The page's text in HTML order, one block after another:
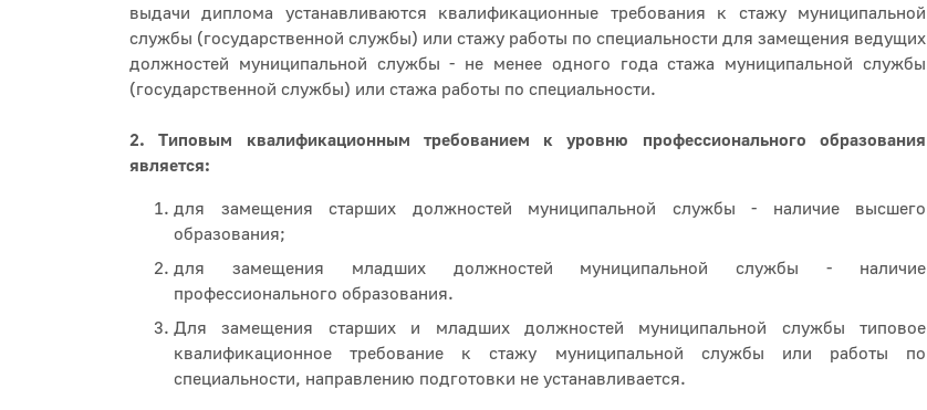
выдачи диплома устанавливаются квалификационные требования к стажу муниципальной
службы (государственной службы) или стажу работы по специальности для замещения ведущих
должностей муниципальной службы - не менее одного года стажа муниципальной службы
(государственной службы) или стажа работы по специальности.
2. Типовым квалификационным требованием к уровню профессионального образования
является:
для замещения старших должностей муниципальной службы - наличие высшего
образования;
для замещения младших должностей муниципальной службы - наличие
профессионального образования.
Для замещения старших и младших должностей муниципальной службы типовое
квалификационное требование к стажу муниципальной службы или работы по
специальности, направлению подготовки не устанавливается.